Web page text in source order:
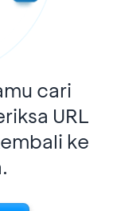
cari
URL
ke